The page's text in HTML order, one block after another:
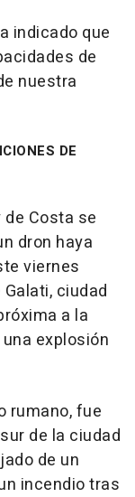
indicado que
de
nuestra
DE
Costa se
dron haya
viernes
ciudad
a la
explosión
rumano, fue
de la ciudad
de un
incendio tras